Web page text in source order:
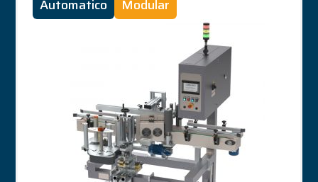
Automatico
Modular